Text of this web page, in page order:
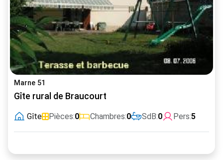
Marne 51
Gîte rural de Braucourt
Gîte Pièces:0 Chambres:0 SdB:0 Pers:5